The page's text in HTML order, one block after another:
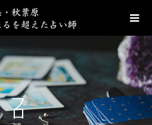
ブログ